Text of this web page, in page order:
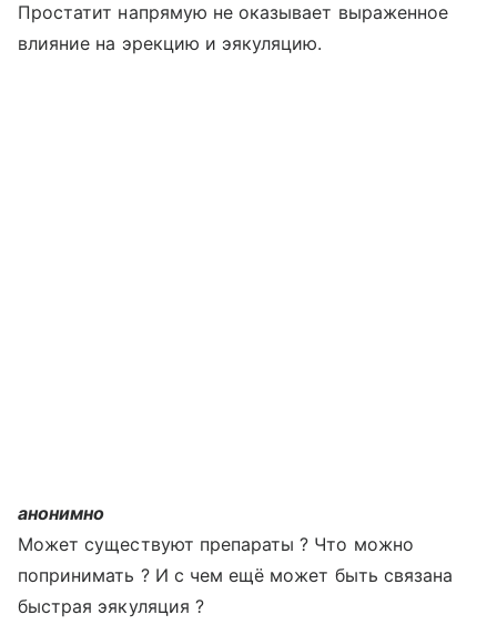
Простатит напрямую не оказывает выраженное
влияние на эрекцию и эякуляцию.
анонимно
Может существуют препараты ? Что можно
попринимать ? И с чем ещё может быть связана
быстрая эякуляция ?